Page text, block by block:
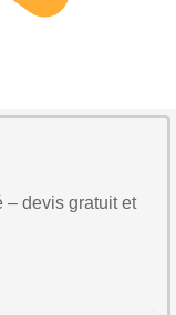
– devis gratuit et